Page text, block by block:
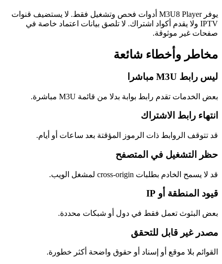
يوفر M3U8 Player أدوات فحص وتشغيل فقط. لا يستضيف قنوات
IPTV ولا يقدم أكواد اشتراك. لا تلصق بيانات اعتماد خاصة في
صفحات غير موثوقة.
مخاطر وأخطاء شائعة
ليس رابط M3U مباشرا
بعض الخدمات تقدم رابط بوابة بدلا من قائمة M3U مباشرة.
انتهاء رابط الاشتراك
قد تتوقف الروابط ذات الرموز المؤقتة بعد ساعات أو أيام.
حظر التشغيل في المتصفح
قد لا يسمح الخادم بطلبات cross-origin لمشغل الويب.
قيود المنطقة أو IP
بعض البثوث تعمل فقط في دول أو شبكات محددة.
مصدر غير قابل للتحقق
القوائم بلا موقع أو إسناد أو حقوق واضحة أكثر خطورة.